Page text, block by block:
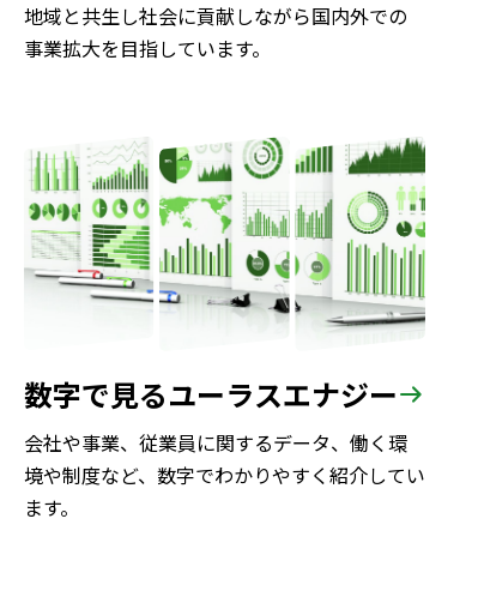
地域と共生し社会に貢献しながら国内外での
事業拡大を目指しています。
数字で見るユーラスエナジー
会社や事業、従業員に関するデータ、働く環
境や制度など、数字でわかりやすく紹介してい
ます。